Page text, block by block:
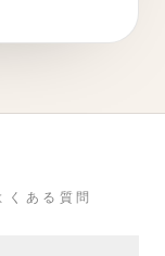
ある質問